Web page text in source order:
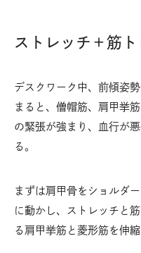
ストレッチ＋筋
デスクワーク中、前傾姿
まると、僧帽筋、肩甲挙
の緊張が強まり、血行が
る。
まずは肩甲骨をショルダ
に動かし、ストレッチと
る肩甲挙筋と菱形筋を伸縮